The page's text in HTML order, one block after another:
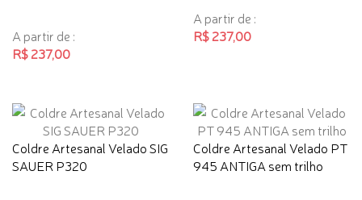
A partir de :
R$ 237,00
A partir de :
R$ 237,00
Coldre Artesanal Velado SIG
SAUER P320
Coldre Artesanal Velado PT
945 ANTIGA sem trilho